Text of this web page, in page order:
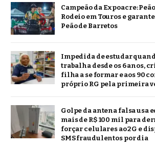
Campeão da Expoacre:
Rodeio em Touros e
Peão de Barretos
Impedida de estudar
trabalha desde os 6 anos,
filha a se formar e aos 90
próprio RG pela primeira
Golpe da antena falsa usa
mais de R$ 100 mil para
forçar celulares ao 2G e
SMS fraudulentos por dia